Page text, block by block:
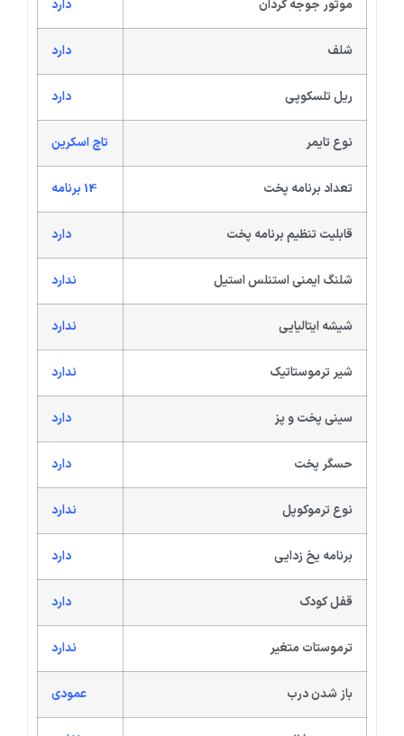
موتور جوجه گردان دارد
شلف دارد
ریل تلسکوپی دارد
نوع تایمر تاچ اسکرین
تعداد برنامه پخت 14 برنامه
قابلیت تنظیم برنامه پخت دارد
شلنگ ایمنی استنلس استیل ندارد
شیشه ایتالیایی ندارد
شیر ترموستاتیک ندارد
سینی پخت و پز دارد
حسگر پخت دارد
نوع ترموکوپل ندارد
برنامه یخ زدایی دارد
قفل کودک دارد
ترموستات متغیر ندارد
باز شدن درب عمودی